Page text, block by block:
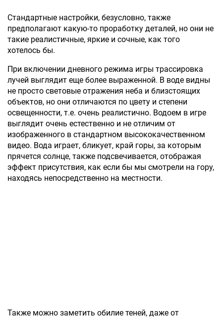
Стандартные настройки, безусловно, также
предполагают какую-то проработку деталей, но они не
такие реалистичные, яркие и сочные, как того
хотелось бы.
При включении дневного режима игры трассировка
лучей выглядит еще более выраженной. В воде видны
не просто световые отражения неба и близстоящих
объектов, но они отличаются по цвету и степени
освещенности, т.е. очень реалистично. Водоем в игре
выглядит очень естественно и не отличим от
изображенного в стандартном высококачественном
видео. Вода играет, бликует, край горы, за которым
прячется солнце, также подсвечивается, отображая
эффект присутствия, как если бы мы смотрели на гору,
находясь непосредственно на местности.
Также можно заметить обилие теней, даже от